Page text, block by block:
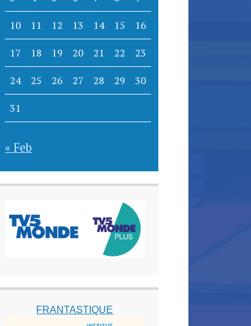
10 11 12 13 14 15 16
17 18 19 20 21 22 23
24 25 26 27 28 29 30
31
« Feb
FRANTASTIQUE